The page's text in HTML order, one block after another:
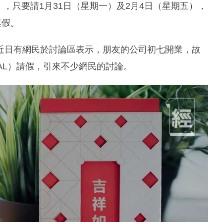
只要請1月31日（星期一）及2月4日（星期五），
。
有網民於討論區表示，朋友的公司初七開業，故
請假，引來不少網民的討論。